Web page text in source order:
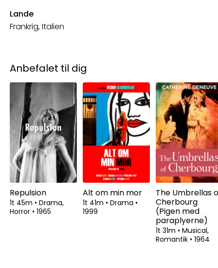
Lande
Frankrig, Italien
Anbefalet til dig
Repulsion
1t 45m • Drama,
Horror • 1965
Alt om min mor
1t 41m • Drama •
1999
The Umbrellas
Cherbourg
(Pigen med
paraplyerne)
1t 31m • Musical,
Romantik • 1964